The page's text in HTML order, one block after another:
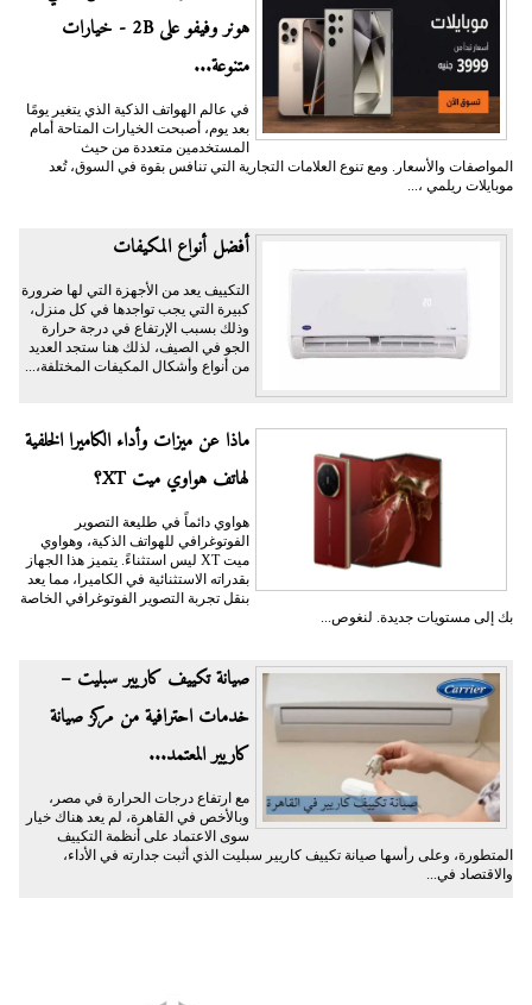
هونر وفيفو على 2B - خيارات
متنوعة...
في عالم الهواتف الذكية الذي يتغير يومًا
بعد يوم، أصبحت الخيارات المتاحة أمام
المستخدمين متعددة من حيث
المواصفات والأسعار. ومع تنوع العلامات التجارية التي تنافس بقوة في السوق، تُعد
موبايلات ريلمي ،...
أفضل أنواع المكيفات
التكييف يعد من الأجهزة التي لها ضرورة
كبيرة التي يجب تواجدها في كل منزل،
وذلك بسبب الإرتفاع في درجة حرارة
الجو في الصيف، لذلك هنا ستجد العديد
من أنواع وأشكال المكيفات المختلفة،...
ماذا عن ميزات وأداء الكاميرا الخلفية
لهاتف هواوي ميت XT؟
هواوي دائماً في طليعة التصوير
الفوتوغرافي للهواتف الذكية، وهواوي
ميت XT ليس استثناءً. يتميز هذا الجهاز
بقدراته الاستثنائية في الكاميرا، مما يعد
بنقل تجربة التصوير الفوتوغرافي الخاصة
بك إلى مستويات جديدة. لنغوص...
صيانة تكييف كاريير سبليت –
خدمات احترافية من مركز صيانة
كاريير المعتمد...
مع ارتفاع درجات الحرارة في مصر،
وبالأخص في القاهرة، لم يعد هناك خيار
سوى الاعتماد على أنظمة التكييف
المتطورة، وعلى رأسها صيانة تكييف كاريير سبليت الذي أثبت جدارته في الأداء،
والاقتصاد في...